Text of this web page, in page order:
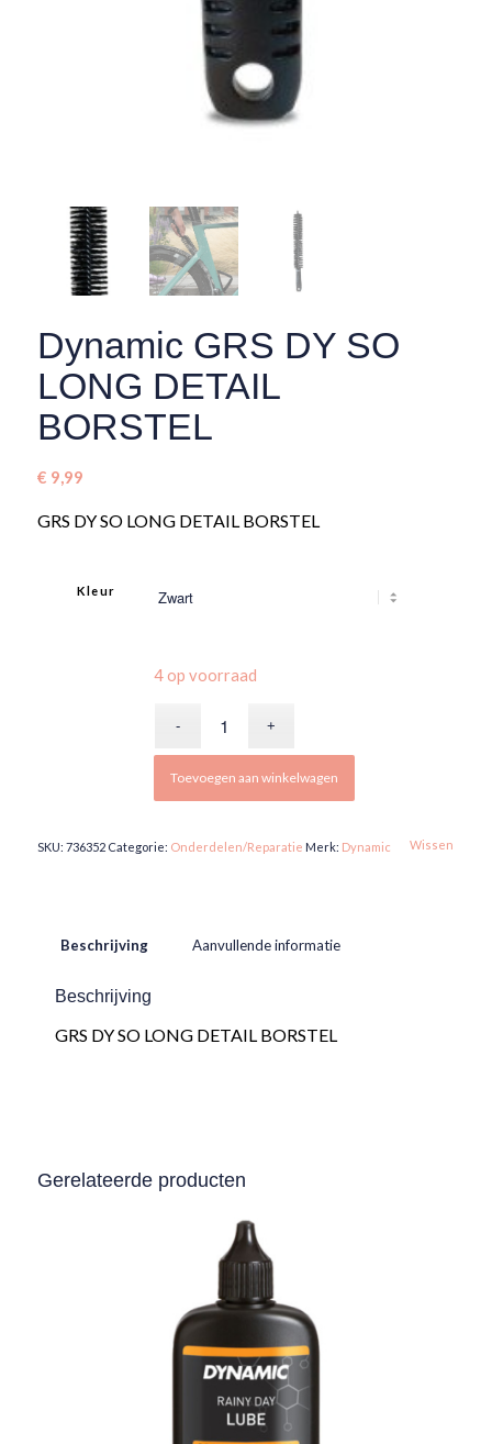
Dynamic GRS DY SO
LONG DETAIL
BORSTEL
€ 9,99
GRS DY SO LONG DETAIL BORSTEL
Kleur
Wissen
4 op voorraad
Toevoegen aan winkelwagen
SKU: 736352 Categorie: Onderdelen/Reparatie Merk: Dynamic
Beschrijving Aanvullende informatie
Beschrijving
GRS DY SO LONG DETAIL BORSTEL
Gerelateerde producten